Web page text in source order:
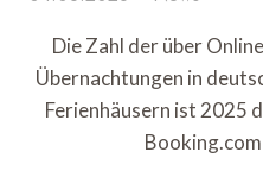
Die Zahl der über
Übernachtungen in
Ferienhäusern ist 2025